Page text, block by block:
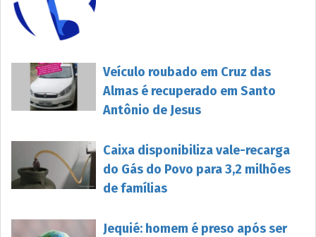
Veículo roubado em Cruz das
Almas é recuperado em Santo
Antônio de Jesus
Caixa disponibiliza vale-recarga
do Gás do Povo para 3,2 milhões
de famílias
Jequié: homem é preso após ser